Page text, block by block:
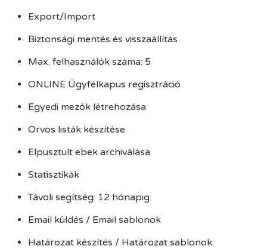
Export/Import
Biztonsági mentés és visszaállítás
Max. felhasználók száma: 5
ONLINE Ügyfélkapus regisztráció
Egyedi mezők létrehozása
Orvos listák készítése
Elpusztult ebek archiválása
Statisztikák
Távoli segítség: 12 hónapig
Email küldés / Email sablonok
Határozat készítés / Határozat sablonok